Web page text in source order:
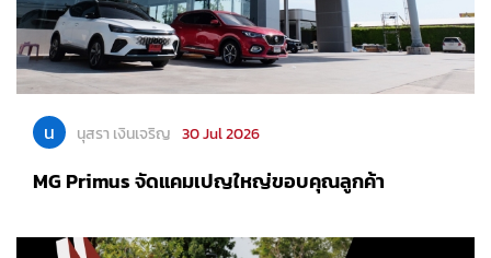
น นุสรา เงินเจริญ 30 Jul 2026
MG Primus จัดแคมเปญใหญ่ขอบคุณลูกค้า